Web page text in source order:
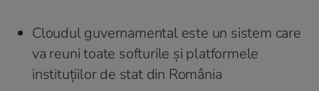
Cloudul guvernamental este un sistem care
va reuni toate softurile și platformele
instituțiilor de stat din România